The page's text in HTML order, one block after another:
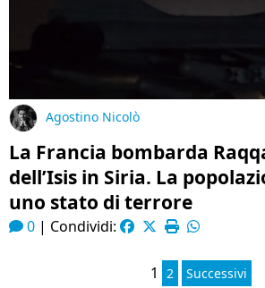
Agostino Nicolò
La Francia bombarda
dell’Isis in Siria. La
uno stato di terrore
0 | Condividi:
1 2 Successivi